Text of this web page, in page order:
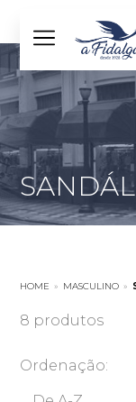
HOME » MASCULINO »
8 produtos
Ordenação: